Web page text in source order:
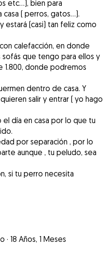
etc...), bien para
( perros, gatos...).
estará (casi) tan feliz como
calefacción, en donde
sofás que tengo para ellos y
1.800, donde podremos
dentro de casa. Y
salir y entrar ( yo hago
día en casa por lo que tu
por separación , por lo
aunque , tu peludo, sea
si tu perro necesita
· 18 Años, 1 Meses